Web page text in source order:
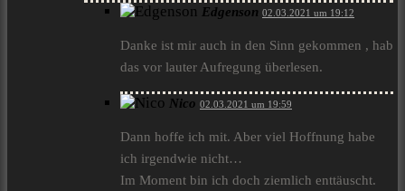
Edgenson 02.03.2021 um 19:12
Danke ist mir auch in den Sinn gekommen , hab
das vor lauter Aufregung überlesen.
Nico 02.03.2021 um 19:59
Dann hoffe ich mit. Aber viel Hoffnung habe
ich irgendwie nicht…
Im Moment bin ich doch ziemlich enttäuscht.